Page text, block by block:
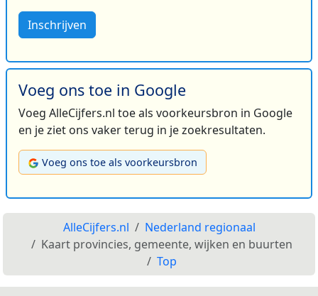
Inschrijven
Voeg ons toe in Google
Voeg AlleCijfers.nl toe als voorkeursbron in Google
en je ziet ons vaker terug in je zoekresultaten.
Voeg ons toe als voorkeursbron
AlleCijfers.nl
Nederland regionaal
Kaart provincies, gemeente, wijken en buurten
Top